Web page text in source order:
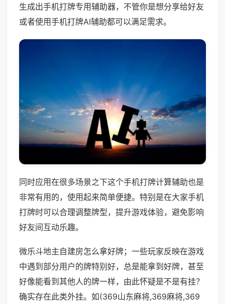
生成出手机打牌专用辅助器，不管你是想分享给好友
或者使用手机打牌AI辅助都可以满足需求。
同时应用在很多场景之下这个手机打牌计算辅助也是
非常有用的，使用起来简单便捷。特别是在大家手机
打牌时可以合理调整牌型，提升游戏体验，避免影响
好友间互动乐趣。
微乐斗地主自建房怎么拿好牌；一些玩家反映在游戏
中遇到部分用户的牌特别好，总是能拿到好牌，甚至
好像能看到其他人的牌一样，由此怀疑是不是有挂？
确实存在此类外挂。如(369山东麻将,369麻将,369